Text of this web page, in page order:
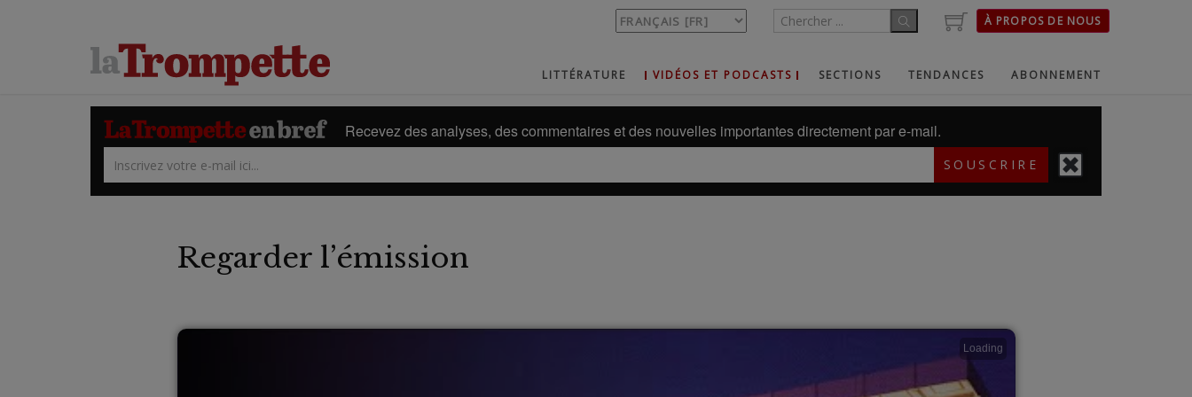
À PROPOS DE NOUS
LITTÉRATURE VIDÉOS ET PODCASTS SECTIONS TENDANCES ABONNEMENT
Recevez des analyses, des commentaires et des nouvelles importantes directement par e-mail.
SOUSCRIRE
Regarder l’émission
Loading